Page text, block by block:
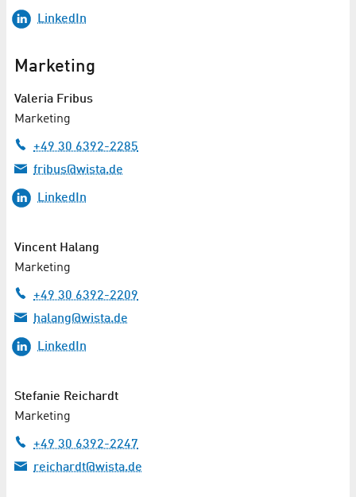
LinkedIn
Marketing
Valeria Fribus
Marketing
+49 30 6392-2285
fribus@wista.de
LinkedIn
Vincent Halang
Marketing
+49 30 6392-2209
halang@wista.de
LinkedIn
Stefanie Reichardt
Marketing
+49 30 6392-2247
reichardt@wista.de